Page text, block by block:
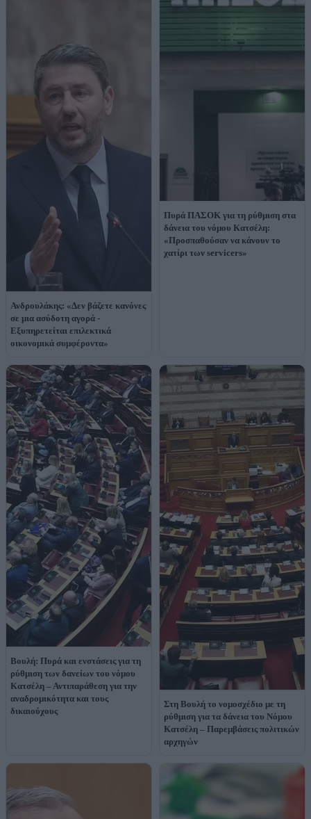
Ανδρουλάκης: «Δεν βάζετε κανόνες
σε μια ασύδοτη αγορά -
Εξυπηρετείται επιλεκτικά
οικονομικά συμφέροντα»
Πυρά ΠΑΣΟΚ για τη ρύθμιση στα
δάνεια του νόμου Κατσέλη:
«Προσπαθούσαν να κάνουν το
χατίρι των servicers»
Βουλή: Πυρά και ενστάσεις για τη
ρύθμιση των δανείων του νόμου
Κατσέλη – Αντιπαράθεση για την
αναδρομικότητα και τους
δικαιούχους
Στη Βουλή το νομοσχέδιο με τη
ρύθμιση για τα δάνεια του Νόμου
Κατσέλη – Παρεμβάσεις πολιτικών
αρχηγών